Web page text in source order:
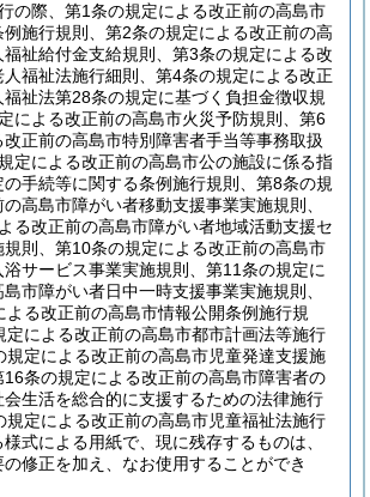
の際、第1条の規定による改正前の高島市
施行規則、第2条の規定による改正前の高
祉給付金支給規則、第3条の規定による改
福祉法施行細則、第4条の規定による改正
祉法第28条の規定に基づく負担金徴収規
による改正前の高島市火災予防規則、第6
正前の高島市特別障害者手当等事務取扱
定による改正前の高島市公の施設に係る指
手続等に関する条例施行規則、第8条の規
高島市障がい者移動支援事業実施規則、
る改正前の高島市障がい者地域活動支援セ
規則、第10条の規定による改正前の高島市
サービス事業実施規則、第11条の規定に
市障がい者日中一時支援事業実施規則、
よる改正前の高島市情報公開条例施行規
定による改正前の高島市都市計画法等施行
規定による改正前の高島市児童発達支援施
条の規定による改正前の高島市障害者の
会生活を総合的に支援するための法律施行
規定による改正前の高島市児童福祉法施行
式による用紙で、現に残存するものは、
修正を加え、なお使用することができ